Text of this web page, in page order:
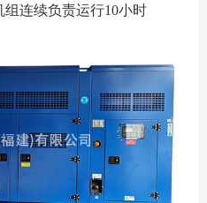
连续负责运行10小时